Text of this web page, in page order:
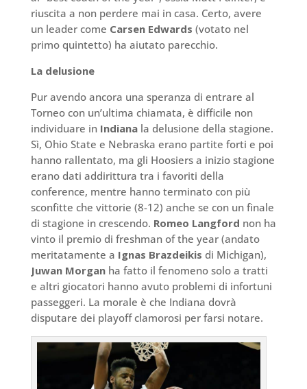
riuscita a non perdere mai in casa. Certo, avere
un leader come Carsen Edwards (votato nel
primo quintetto) ha aiutato parecchio.
La delusione
Pur avendo ancora una speranza di entrare al
Torneo con un’ultima chiamata, è difficile non
individuare in Indianala delusione della stagione.
Sì, Ohio State e Nebraska erano partite forti e poi
hanno rallentato, ma gli Hoosiers a inizio stagione
erano dati addirittura tra i favoriti della
conference, mentre hanno terminato con più
sconfitte che vittorie (8-12) anche se con un finale
di stagione in crescendo. Romeo Langford non ha
vinto il premio di freshman of the year (andato
meritatamente a Ignas Brazdeikis di Michigan),
Juwan Morganha fatto il fenomeno solo a tratti
e altri giocatori hanno avuto problemi di infortuni
passeggeri. La morale è che Indiana dovrà
disputare dei playoff clamorosi per farsi notare.